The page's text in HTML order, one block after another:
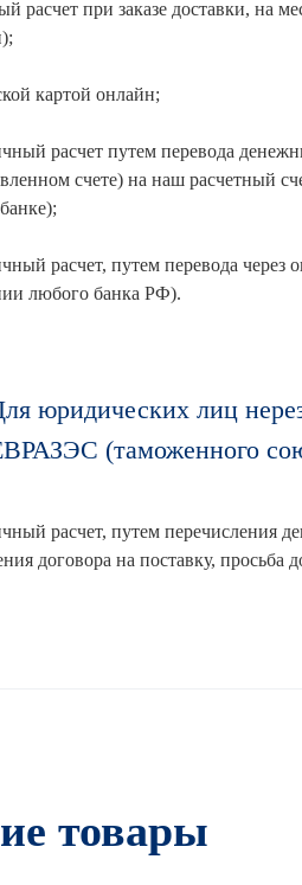
расчет при заказе доставки, на
картой онлайн;
расчет путем перевода
счете) на наш расчетный
расчет, путем перевода
любого банка РФ).
юридических лиц
(таможенного
расчет, путем перечисления
договора на поставку,
товары